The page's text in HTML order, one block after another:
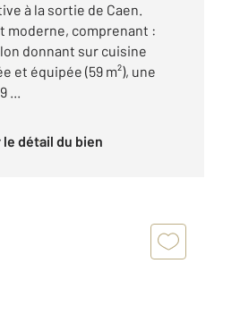
à la sortie de Caen.
moderne, comprenant :
donnant sur cuisine
et équipée (59 m²), une
...
le détail du bien